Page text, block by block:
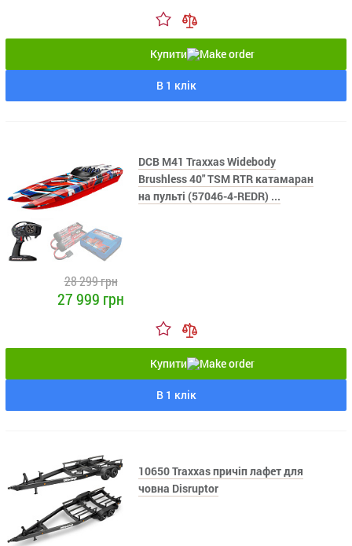
Купити
В 1 клік
DCB M41 Traxxas Widebody
Brushless 40" TSM RTR катамаран
на пульті (57046-4-REDR) ...
28 299 грн
27 999 грн
Купити
В 1 клік
10650 Traxxas причіп лафет для
човна Disruptor